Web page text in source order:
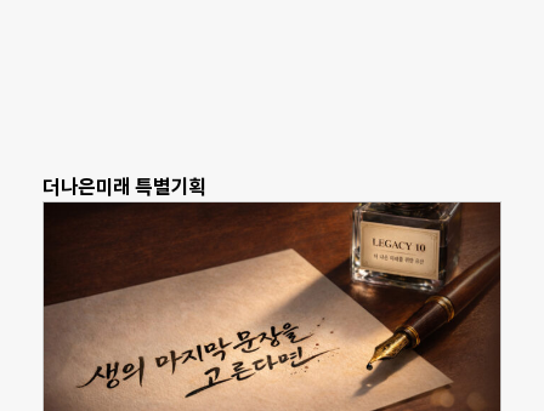
더나은미래 특별기획